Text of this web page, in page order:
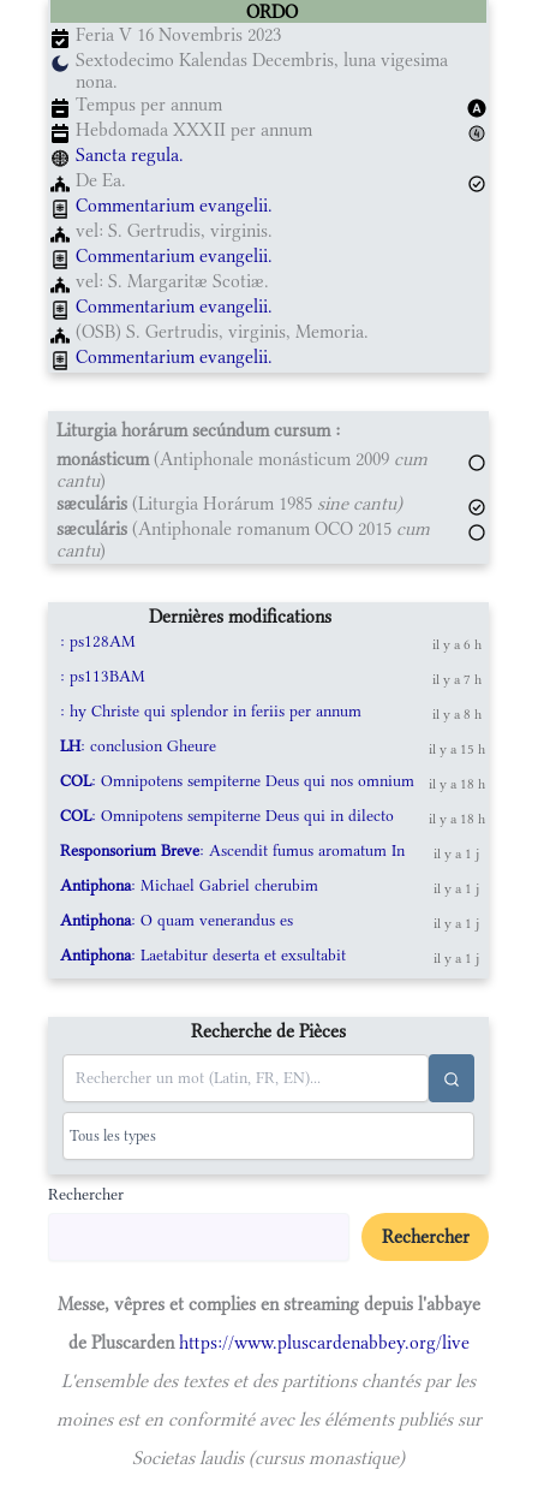
ORDO
Feria V 16 Novembris 2023
Sextodecimo Kalendas Decembris, luna vigesima
nona.
Tempus per annum
Hebdomada XXXII per annum
Sancta regula.
De Ea.
Commentarium evangelii.
vel: S. Gertrudis, virginis.
Commentarium evangelii.
vel: S. Margaritæ Scotiæ.
Commentarium evangelii.
(OSB) S. Gertrudis, virginis, Memoria.
Commentarium evangelii.
Liturgia horárum secúndum cursum :
monásticum(Antiphonale monásticum 2009 cum
cantu)
sæculáris (Liturgia Horárum 1985 sine cantu)
sæculáris (Antiphonale romanum OCO 2015 cum
cantu)
Dernières modifications
: ps128AM il y a 6 h
: ps113BAM il y a 7 h
: hy Christe qui splendor in feriis per annum il y a 8 h
LH: conclusion Gheure il y a 15 h
COL: Omnipotens sempiterne Deus qui nos omnium il y a 18 h
COL: Omnipotens sempiterne Deus qui in dilecto il y a 18 h
Responsorium Breve: Ascendit fumus aromatum In il y a 1 j
Antiphona: Michael Gabriel cherubim il y a 1 j
Antiphona: O quam venerandus es il y a 1 j
Antiphona: Laetabitur deserta et exsultabit il y a 1 j
Recherche de Pièces
Rechercher
Rechercher
Messe, vêpres et complies en streaming depuis l'abbaye
de Pluscardenhttps://www.pluscardenabbey.org/live
L'ensemble des textes et des partitions chantés par les
moines est en conformité avec les éléments publiés sur
Societas laudis (cursus monastique)